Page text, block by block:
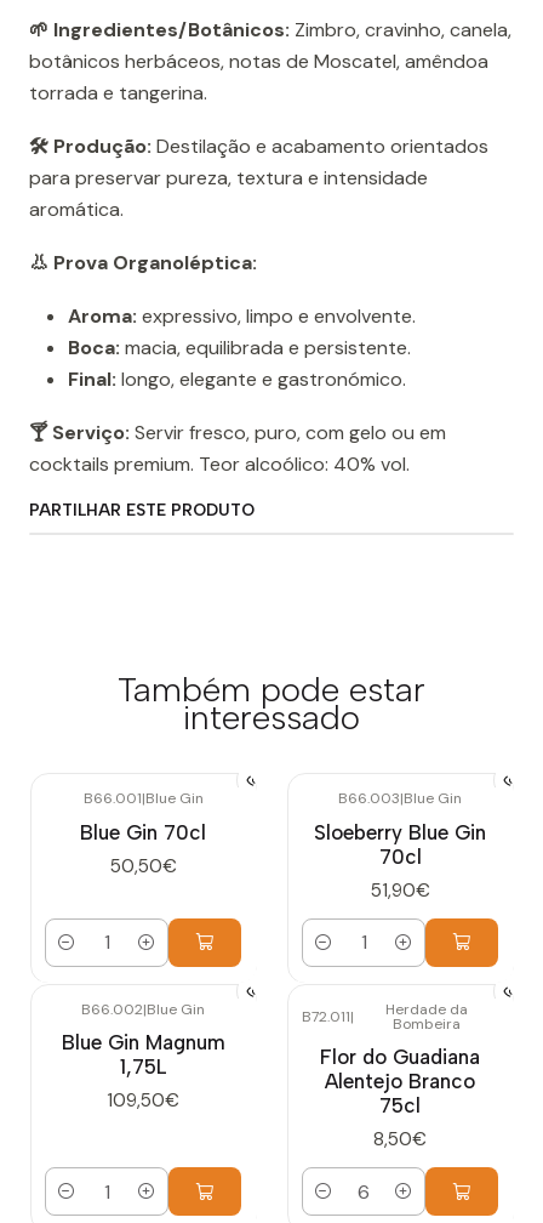
🌱 Ingredientes/Botânicos: Zimbro, cravinho, canela,
botânicos herbáceos, notas de Moscatel, amêndoa
torrada e tangerina.
🛠️ Produção: Destilação e acabamento orientados
para preservar pureza, textura e intensidade
aromática.
👃 Prova Organoléptica:
Aroma: expressivo, limpo e envolvente.
Boca: macia, equilibrada e persistente.
Final: longo, elegante e gastronómico.
🍸 Serviço: Servir fresco, puro, com gelo ou em
cocktails premium. Teor alcoólico: 40% vol.
PARTILHAR ESTE PRODUTO
Também pode estar
interessado
B66.001|Blue Gin
Blue Gin 70cl
50,50€
Quantidade
B66.003|Blue Gin
Sloeberry Blue Gin
70cl
51,90€
Quantidade
B66.002|Blue Gin
Blue Gin Magnum
1,75L
109,50€
Quantidade
B72.011| Herdade da
Bombeira
Flor do Guadiana
Alentejo Branco
75cl
8,50€
Quantidade